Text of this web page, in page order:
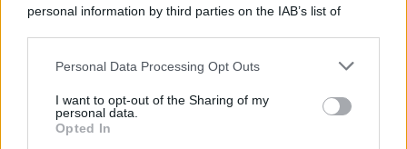
personal information by third parties on the IAB’s list of
This information may also be disclosed by us to third parties
disclose it to other third parties.
Please note that this website/app uses one or more Google
Personal Data Processing Opt Outs
I want to opt-out of the Sharing of my
personal data.
Opted In